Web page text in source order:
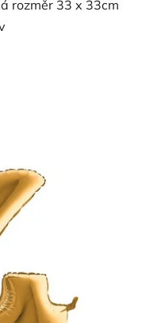
rozměr 33 x 33cm